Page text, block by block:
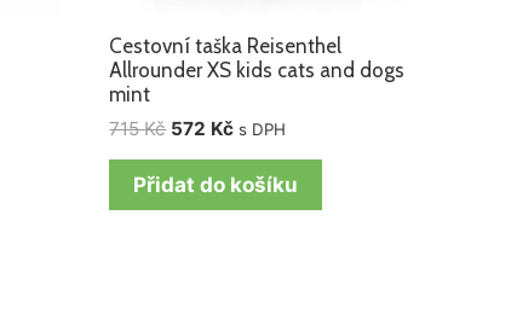
Cestovní taška Reisenthel
Allrounder XS kids cats and dogs
mint
715Kč 572 Kč s DPH
Přidat do košíku